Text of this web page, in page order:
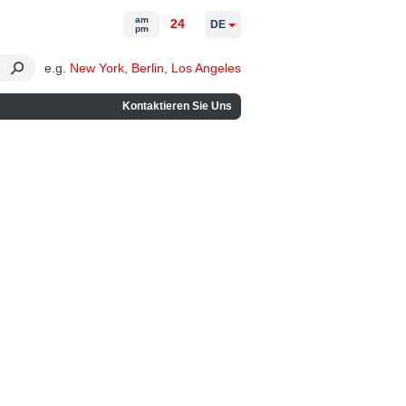
e.g. New York Berlin Los Angeles
Kontaktieren Sie Uns
am
pm
24 DE